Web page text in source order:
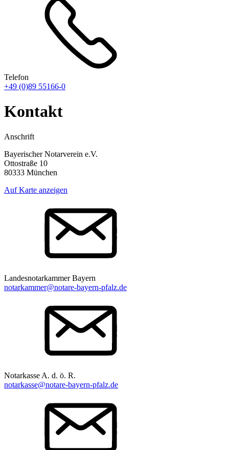
Telefon
+49 (0)89 55166-0
Kontakt
Anschrift
Bayerischer Notarverein e.V.
Ottostraße 10
80333 München
Auf Karte anzeigen
Landesnotarkammer Bayern
notarkammer@notare-bayern-pfalz.de
Notarkasse A. d. ö. R.
notarkasse@notare-bayern-pfalz.de